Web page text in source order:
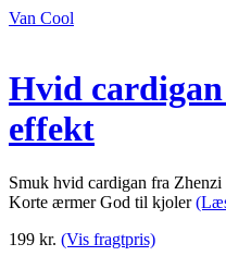
Van Cool
Hvid
effekt
Smuk hvid cardigan fra
Korte ærmer God til kjoler
199 kr. (Vis fragtpris)